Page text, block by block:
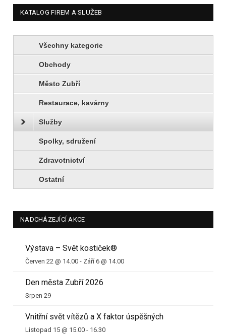
KATALOG FIREM A SLUŽEB
Všechny kategorie
Obchody
Město Zubří
Restaurace, kavárny
Služby
Spolky, sdružení
Zdravotnictví
Ostatní
NADCHÁZEJÍCÍ AKCE
Výstava – Svět kostiček®
Červen 22 @ 14.00 - Září 6 @ 14.00
Den města Zubří 2026
Srpen 29
Vnitřní svět vítězů a X faktor úspěšných
Listopad 15 @ 15.00 - 16.30